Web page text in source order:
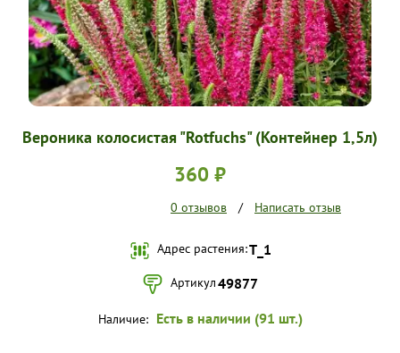
Вероника колосистая "Rotfuchs" (Контейнер 1,5л)
360 ₽
0 отзывов / Написать отзыв
Адрес растения:Т_1
Артикул49877
Наличие: Есть в наличии (91 шт.)